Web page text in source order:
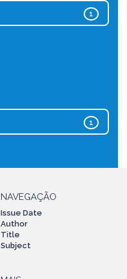
1
1
NAVEGAÇÃO
Issue Date
Author
Title
Subject